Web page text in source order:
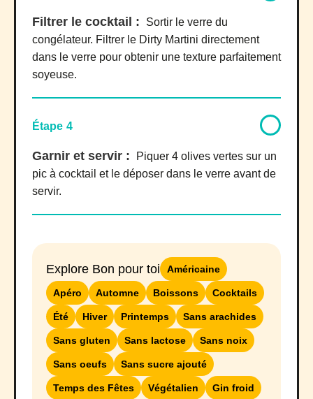
Filtrer le cocktail :
Sortir le verre du
congélateur. Filtrer le Dirty Martini directement
dans le verre pour obtenir une texture parfaitement
soyeuse.
Étape 4
Garnir et servir :
Piquer 4 olives vertes sur un
pic à cocktail et le déposer dans le verre avant de
servir.
Explore Bon pour toi Américaine
Apéro Automne Boissons Cocktails
Été Hiver Printemps Sans arachides
Sans gluten Sans lactose Sans noix
Sans oeufs Sans sucre ajouté
Temps des Fêtes Végétalien Gin froid